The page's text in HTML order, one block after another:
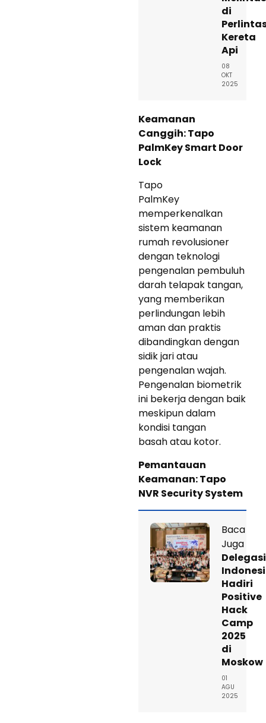
di
Kereta
Api
08
OKT
2025
Keamanan
Canggih: Tapo
PalmKey Smart Door
Lock
Tapo
PalmKey
memperkenalkan
sistem keamanan
rumah revolusioner
dengan teknologi
pengenalan pembuluh
darah telapak tangan,
yang memberikan
perlindungan lebih
aman dan praktis
dibandingkan dengan
sidik jari atau
pengenalan wajah.
Pengenalan biometrik
ini bekerja dengan baik
meskipun dalam
kondisi tangan
basah atau kotor.
Pemantauan
Keamanan: Tapo
NVR Security System
Baca
Juga
Delegasi
Hadiri
Positive
Hack
Camp
2025
di
Moskow
01
AGU
2025